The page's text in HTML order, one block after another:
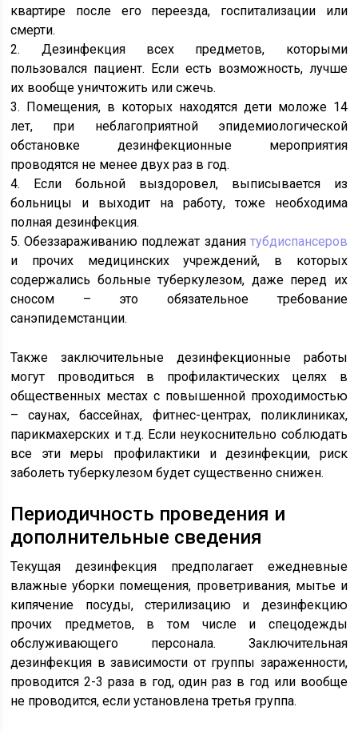
квартире после его переезда, госпитализации или
смерти.
2. Дезинфекция всех предметов, которыми
пользовался пациент. Если есть возможность, лучше
их вообще уничтожить или сжечь.
3. Помещения, в которых находятся дети моложе 14
лет, при неблагоприятной эпидемиологической
обстановке дезинфекционные мероприятия
проводятся не менее двух раз в год.
4. Если больной выздоровел, выписывается из
больницы и выходит на работу, тоже необходима
полная дезинфекция.
5. Обеззараживанию подлежат здания тубдиспансеров
и прочих медицинских учреждений, в которых
содержались больные туберкулезом, даже перед их
сносом – это обязательное требование
санэпидемстанции.
Также заключительные дезинфекционные работы
могут проводиться в профилактических целях в
общественных местах с повышенной проходимостью
– саунах, бассейнах, фитнес-центрах, поликлиниках,
парикмахерских и т.д. Если неукоснительно соблюдать
все эти меры профилактики и дезинфекции, риск
заболеть туберкулезом будет существенно снижен.
Периодичность проведения и
дополнительные сведения
Текущая дезинфекция предполагает ежедневные
влажные уборки помещения, проветривания, мытье и
кипячение посуды, стерилизацию и дезинфекцию
прочих предметов, в том числе и спецодежды
обслуживающего персонала. Заключительная
дезинфекция в зависимости от группы зараженности,
проводится 2-3 раза в год, один раз в год или вообще
не проводится, если установлена третья группа.